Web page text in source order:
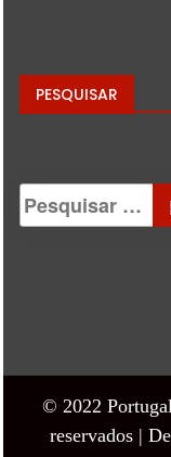
PESQUISAR
© 2022
reservados |